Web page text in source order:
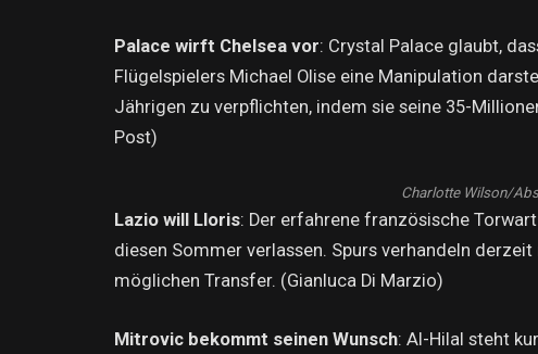
Palace wirft Chelsea vor: Crystal Palace glaubt,
Flügelspielers Michael Olise eine Manipulation
Jährigen zu verpflichten, indem sie seine 35-
Post)
Charlotte Wilson/
Lazio will Lloris: Der erfahrene französische
diesen Sommer verlassen. Spurs verhandeln
möglichen Transfer. (Gianluca Di Marzio)
Mitrovic bekommt seinen Wunsch: Al-Hilal steht